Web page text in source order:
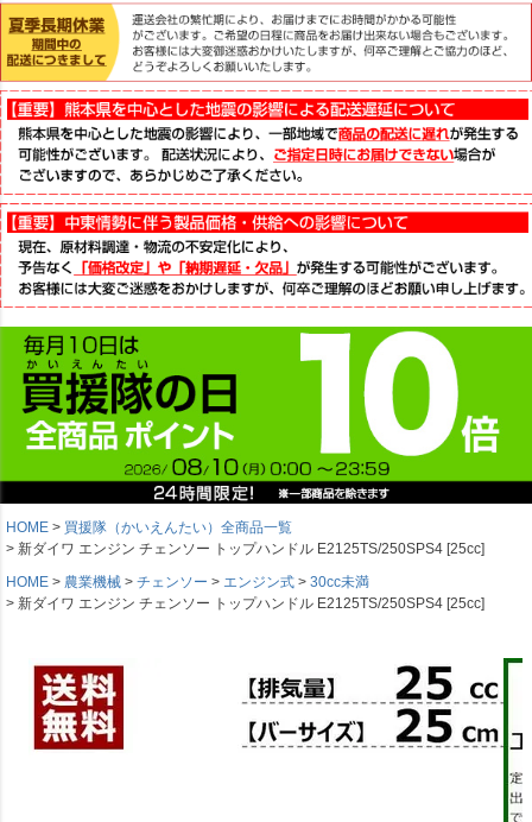
HOME
買援隊（かいえんたい）全商品一覧
新ダイワ エンジン チェンソー トップハンドル E2125TS/250SPS4 [25cc]
HOME
農業機械 チェンソー エンジン式
30cc未満
新ダイワ エンジン チェンソー トップハンドル E2125TS/250SPS4 [25cc]